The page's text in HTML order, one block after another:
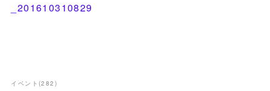
_201610310829
イベント (282 )